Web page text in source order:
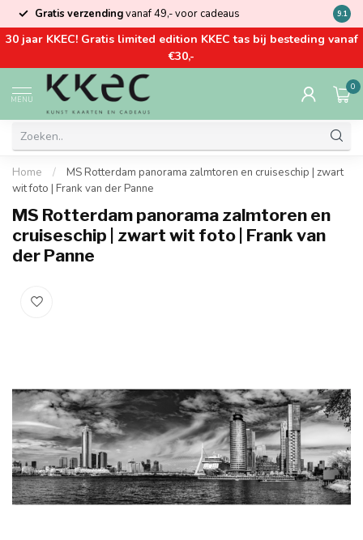
Gratis verzendingvanaf 49,- voor cadeaus Kom
9.1
30 jaar KKEC! Gratis limited edition KKEC tas bij besteding vanaf
€30,-
MENU
0
Home /
MS Rotterdam panorama zalmtoren en cruiseschip | zwart
wit foto | Frank van der Panne
MS Rotterdam panorama zalmtoren en
cruiseschip | zwart wit foto | Frank van
der Panne